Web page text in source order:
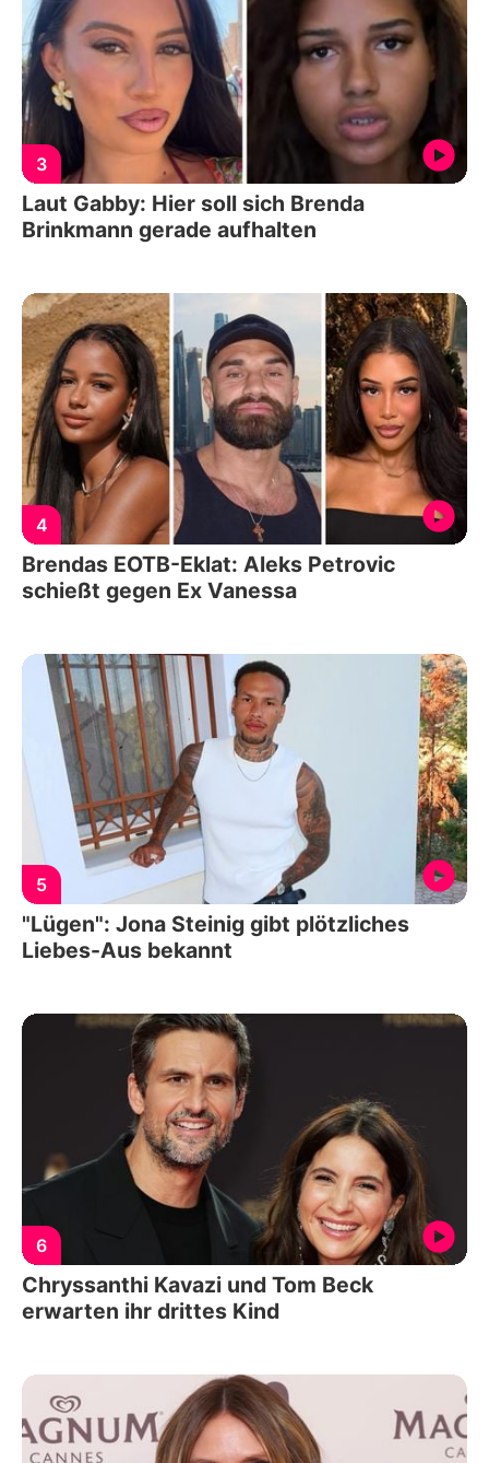
3
Laut Gabby: Hier soll sich Brenda
Brinkmann gerade aufhalten
4
Brendas EOTB-Eklat: Aleks Petrovic
schießt gegen Ex Vanessa
5
"Lügen": Jona Steinig gibt plötzliches
Liebes-Aus bekannt
6
Chryssanthi Kavazi und Tom Beck
erwarten ihr drittes Kind